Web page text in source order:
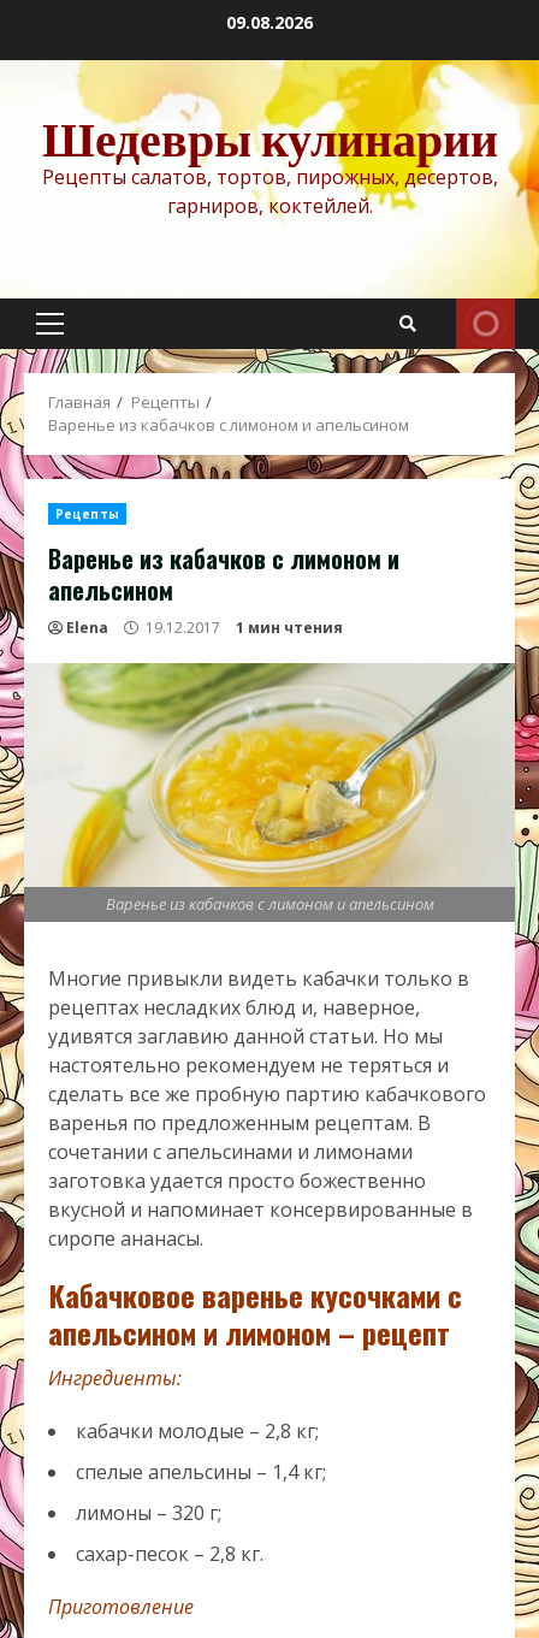
содержимому
09.08.2026
Шедевры кулинарии
Рецепты салатов, тортов, пирожных, десертов,
гарниров, коктейлей.
Основное
меню
Главная
Рецепты
Варенье из кабачков с лимоном и апельсином
Рецепты
Варенье из кабачков с лимоном и
апельсином
Elena 19.12.2017 1 мин чтения
Варенье из кабачков с лимоном и апельсином
Многие привыкли видеть кабачки только в
рецептах несладких блюд и, наверное,
удивятся заглавию данной статьи. Но мы
настоятельно рекомендуем не теряться и
сделать все же пробную партию кабачкового
варенья по предложенным рецептам. В
сочетании с апельсинами и лимонами
заготовка удается просто божественно
вкусной и напоминает консервированные в
сиропе ананасы.
Кабачковое варенье кусочками с
апельсином и лимоном – рецепт
Ингредиенты:
кабачки молодые – 2,8 кг;
спелые апельсины – 1,4 кг;
лимоны – 320 г;
сахар-песок – 2,8 кг.
Приготовление